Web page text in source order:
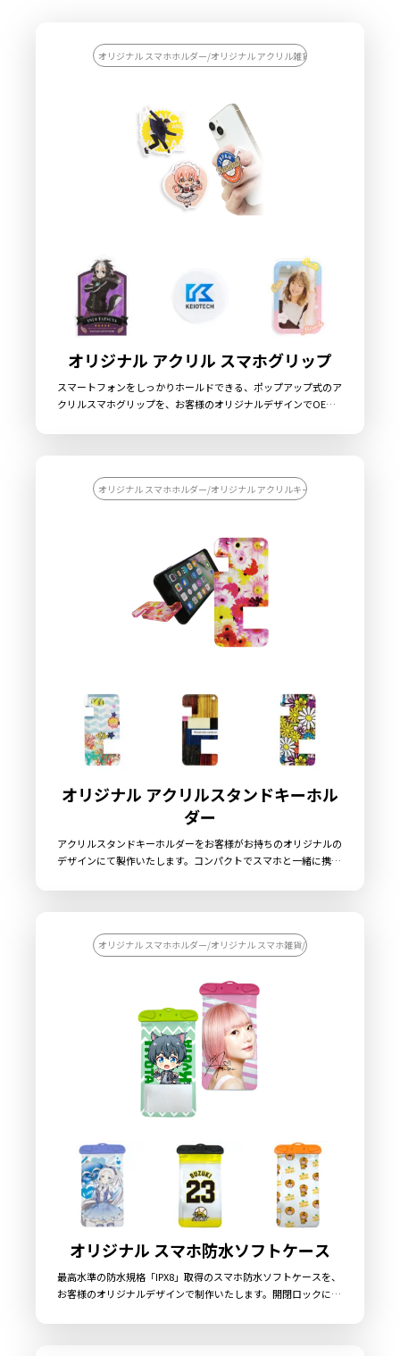
オリジナル スマホホルダー/オリジナル アクリル雑貨/【カスタマイズ対
オリジナル アクリル スマホグリップ
スマートフォンをしっかりホールドできる、ポップアップ式のア
クリルスマホグリップを、お客様のオリジナルデザインでOEM
用途に合わせて自由な形状にすることができます。グリップ本体
用でも指への負担が少ないのも特徴です。スマホグリップとして
す。販売に必要な資材も取り揃えておりますので、お客様にはデ
ザインを入稿していただくだけでオリジナル商品として販売して
いただくことができます。お気軽にご相談ください。
オリジナル スマホホルダー/オリジナル アクリルキーホルダー（アクキ
オリジナル アクリルスタンドキーホル
ダー
アクリルスタンドキーホルダーをお客様がお持ちのオリジナルの
デザインにて製作いたします。コンパクトでスマホと一緒に携帯
要な資材も取り揃えておりますので、お客様にはデザインをご入
で、お気軽にご相談ください。
オリジナル スマホホルダー/オリジナル スマホ雑貨/オリジナル ポーチ/
オリジナル スマホ防水ソフトケース
最高水準の防水規格「IPX8」取得のスマホ防水ソフトケースを、
お客様のオリジナルデザインで制作いたします。開閉ロックには
色、同系色のネックストラップが付属いたしますので、お客様の